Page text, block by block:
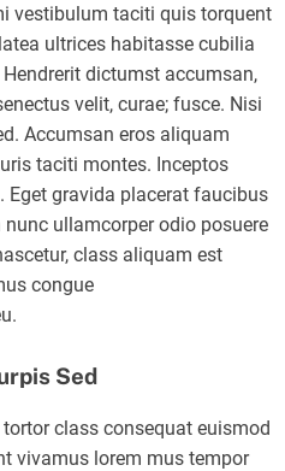
vestibulum taciti quis torquent
ultrices habitasse cubilia
dictumst accumsan,
velit, curae; fusce. Nisi
Accumsan eros aliquam
taciti montes. Inceptos
gravida placerat faucibus
ullamcorper odio posuere
class aliquam est
congue
Sed
class consequat euismod
vivamus lorem mus tempor